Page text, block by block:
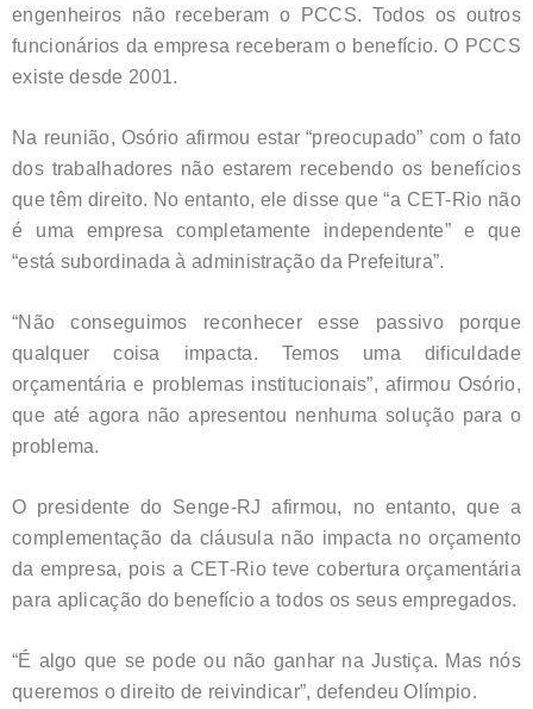
engenheiros não receberam o PCCS. Todos os outros
funcionários da empresa receberam o benefício. O PCCS
existe desde 2001.
Na reunião, Osório afirmou estar “preocupado” com o fato
dos trabalhadores não estarem recebendo os benefícios
que têm direito. No entanto, ele disse que “a CET-Rio não
é uma empresa completamente independente” e que
“está subordinada à administração da Prefeitura”.
“Não conseguimos reconhecer esse passivo porque
qualquer coisa impacta. Temos uma dificuldade
orçamentária e problemas institucionais”, afirmou Osório,
que até agora não apresentou nenhuma solução para o
problema.
O presidente do Senge-RJ afirmou, no entanto, que a
complementação da cláusula não impacta no orçamento
da empresa, pois a CET-Rio teve cobertura orçamentária
para aplicação do benefício a todos os seus empregados.
“É algo que se pode ou não ganhar na Justiça. Mas nós
queremos o direito de reivindicar”, defendeu Olímpio.